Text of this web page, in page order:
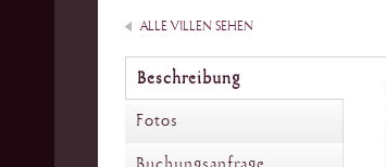
ALLE VILLEN SEHEN
Beschreibung
Fotos